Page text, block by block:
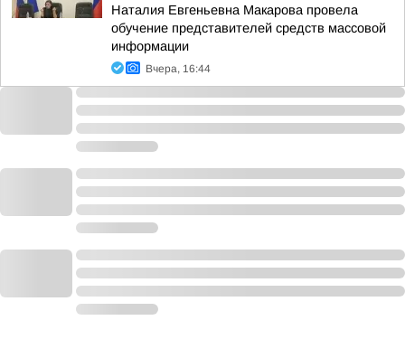
Наталия Евгеньевна Макарова провела
обучение представителей средств массовой
информации
Вчера, 16:44